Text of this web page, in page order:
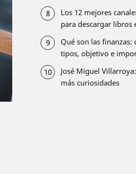
Los 12 mejores
para descargar libros
Qué son las finanzas:
tipos, objetivo e
José Miguel
más curiosidades